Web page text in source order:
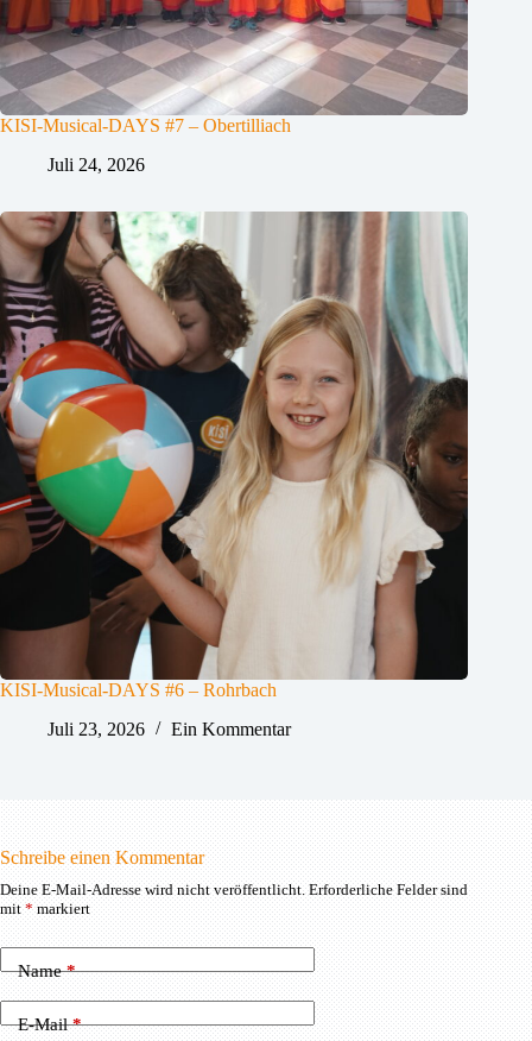
KISI-Musical-DAYS #7 – Obertilliach
Juli 24, 2026
KISI-Musical-DAYS #6 – Rohrbach
Juli 23, 2026
Ein Kommentar
Schreibe einen Kommentar
Deine E-Mail-Adresse wird nicht veröffentlicht. Erforderliche Felder sind
mit*markiert
Name*
E-Mail*